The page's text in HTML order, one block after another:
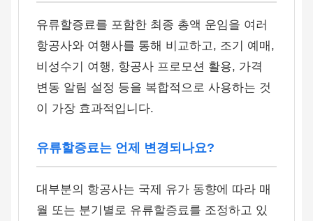
유류할증료를 포함한 최종 총액 운임을 여러
항공사와 여행사를 통해 비교하고, 조기 예매,
비성수기 여행, 항공사 프로모션 활용, 가격
변동 알림 설정 등을 복합적으로 사용하는 것
이 가장 효과적입니다.
유류할증료는 언제 변경되나요?
대부분의 항공사는 국제 유가 동향에 따라 매
월 또는 분기별로 유류할증료를 조정하고 있